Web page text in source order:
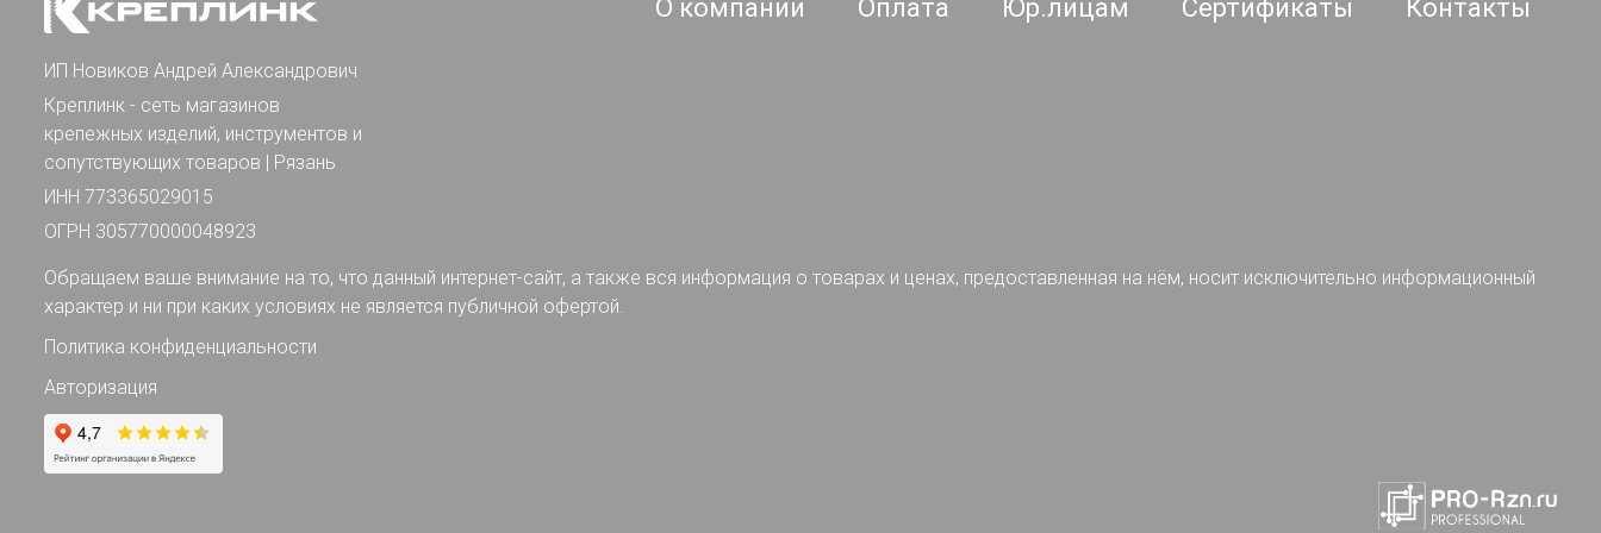
ИП Новиков Андрей Александрович
Креплинк - сеть магазинов
крепежных изделий, инструментов и
сопутствующих товаров | Рязань
ИНН 773365029015
ОГРН 305770000048923
О компании Оплата Юр.лицам Сертификаты Контакты
Обращаем ваше внимание на то, что данный интернет-сайт, а также вся информация о товарах и ценах, предоставленная на нём, носит исключительно информационный
характер и ни при каких условиях не является публичной офертой.
Политика конфиденциальности
Авторизация